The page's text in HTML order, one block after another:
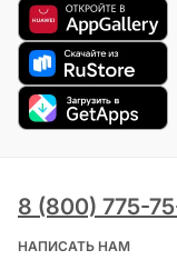
8 (800) 775-
НАПИСАТЬ НАМ